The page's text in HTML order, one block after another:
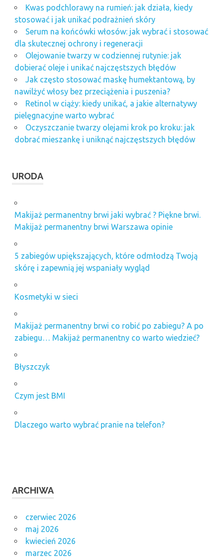
Kwas podchlorawy na rumień: jak działa, kiedy
stosować i jak unikać podrażnień skóry
Serum na końcówki włosów: jak wybrać i stosować
dla skutecznej ochrony i regeneracji
Olejowanie twarzy w codziennej rutynie: jak
dobierać oleje i unikać najczęstszych błędów
Jak często stosować maskę humektantową, by
nawilżyć włosy bez przeciążenia i puszenia?
Retinol w ciąży: kiedy unikać, a jakie alternatywy
pielęgnacyjne warto wybrać
Oczyszczanie twarzy olejami krok po kroku: jak
dobrać mieszankę i uniknąć najczęstszych błędów
URODA
Makijaż permanentny brwi jaki wybrać ? Piękne brwi.
Makijaż permanentny brwi Warszawa opinie
5 zabiegów upiększających, które odmłodzą Twoją
skórę i zapewnią jej wspaniały wygląd
Kosmetyki w sieci
Makijaż permanentny brwi co robić po zabiegu? A po
zabiegu… Makijaż permanentny co warto wiedzieć?
Błyszczyk
Czym jest BMI
Dlaczego warto wybrać pranie na telefon?
ARCHIWA
czerwiec 2026
maj 2026
kwiecień 2026
marzec 2026